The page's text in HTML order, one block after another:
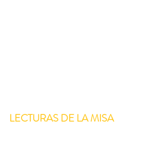
LECTURAS DE LA MISA